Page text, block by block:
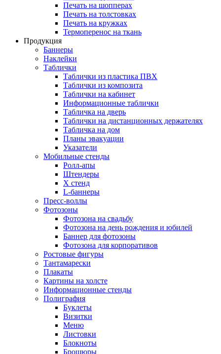
Печать на шопперах
Печать на толстовках
Печать на кружках
Термоперенос на ткань
Продукция
Баннеры
Наклейки
Таблички
Таблички из пластика ПВХ
Таблички из композита
Таблички на кабинет
Информационные таблички
Табличка на дверь
Таблички на дистанционных держателях
Табличка на дом
Планы эвакуации
Указатели
Мобильные стенды
Ролл-апы
Штендеры
Х стенд
L-баннеры
Пресс-воллы
Фотозоны
Фотозона на свадьбу
Фотозона на день рождения и юбилей
Баннер для фотозоны
Фотозона для корпоративов
Ростовые фигуры
Тантамарески
Плакаты
Картины на холсте
Информационные стенды
Полиграфия
Буклеты
Визитки
Меню
Листовки
Блокноты
Брошюры